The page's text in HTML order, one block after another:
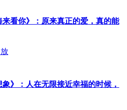
看你》：原来真正的爱，真的能
》：人在无限接近幸福的时候，